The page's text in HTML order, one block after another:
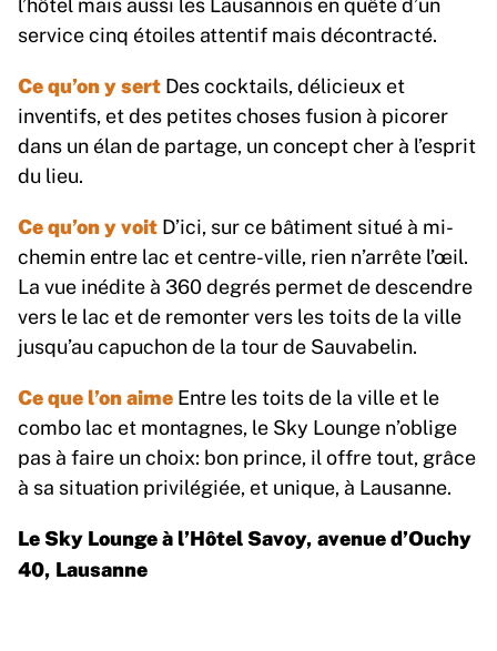
service cinq étoiles attentif mais décontracté.
Ce qu’on y sert Des cocktails, délicieux et
inventifs, et des petites choses fusion à picorer
dans un élan de partage, un concept cher à l’esprit
du lieu.
Ce qu’on y voit D’ici, sur ce bâtiment situé à mi-
chemin entre lac et centre-ville, rien n’arrête l’œil.
La vue inédite à 360 degrés permet de descendre
vers le lac et de remonter vers les toits de la ville
jusqu’au capuchon de la tour de Sauvabelin.
Ce que l’on aime Entre les toits de la ville et le
combo lac et montagnes, le Sky Lounge n’oblige
pas à faire un choix: bon prince, il offre tout, grâce
à sa situation privilégiée, et unique, à Lausanne.
Le Sky Lounge à l’Hôtel Savoy, avenue d’Ouchy
40, Lausanne